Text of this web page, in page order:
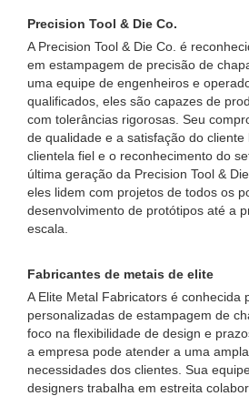
Precision Tool & Die Co.
A Precision Tool & Die Co. é
em estampagem de precisão de
uma equipe de engenheiros e
qualificados, eles são capazes de
com tolerâncias rigorosas. Seu
de qualidade e a satisfação do cliente
clientela fiel e o reconhecimento do
última geração da Precision Tool &
eles lidem com projetos de todos os
desenvolvimento de protótipos até a
escala.
Fabricantes de metais de elite
A Elite Metal Fabricators é conhecida
personalizadas de estampagem de
foco na flexibilidade de design e
a empresa pode atender a uma
necessidades dos clientes. Sua
designers trabalha em estreita